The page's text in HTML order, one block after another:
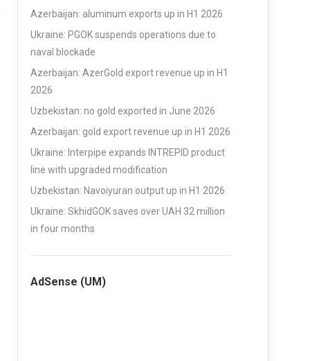
Azerbaijan: aluminum exports up in H1 2026
Ukraine: PGOK suspends operations due to
naval blockade
Azerbaijan: AzerGold export revenue up in H1
2026
Uzbekistan: no gold exported in June 2026
Azerbaijan: gold export revenue up in H1 2026
Ukraine: Interpipe expands INTREPID product
line with upgraded modification
Uzbekistan: Navoiyuran output up in H1 2026
Ukraine: SkhidGOK saves over UAH 32 million
in four months
AdSense (UM)